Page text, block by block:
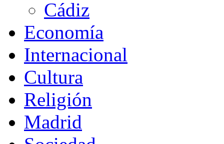
Cádiz
Economía
Internacional
Cultura
Religión
Madrid